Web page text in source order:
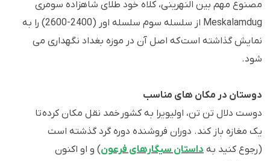
مصنوع مهم بین النهرینی، کلاه خود طلای شاهزاده سومری
Meskalamdug از سلسله سوم سلسله اور (2400-2600) را به
نمایش گذاشته است که اصل آن در موزه بغداد نگهداری می
شود.
دوستان در مکان های مناسب
دوست دلال تن تن، اولیویرا به کشور خمد نقل مکان کرده تا
یک مغازه باز کند. دوران فروشنده دوره گرد گذشته است
(رجوع کنید به داستان سیگارهای فرعون) و او اکنون